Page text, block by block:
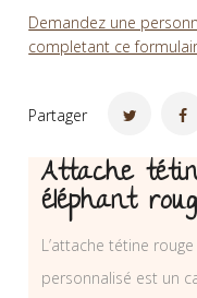
Demandez une
completant ce
Partager
Attache
éléphant
L’attache tétine
personnalisé est un